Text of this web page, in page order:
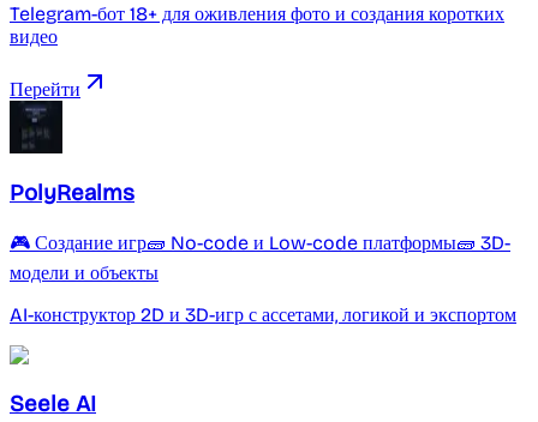
Telegram-бот 18+ для оживления фото и создания коротких
видео
Перейти
PolyRealms
🎮 Создание игр🧱 No-code и Low-code платформы🧱 3D-
модели и объекты
AI-конструктор 2D и 3D-игр с ассетами, логикой и экспортом
Seele AI